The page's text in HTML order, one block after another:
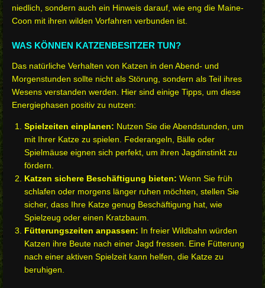
niedlich, sondern auch ein Hinweis darauf, wie eng die Maine-
Coon mit ihren wilden Vorfahren verbunden ist.
WAS KÖNNEN KATZENBESITZER TUN?
Das natürliche Verhalten von Katzen in den Abend- und
Morgenstunden sollte nicht als Störung, sondern als Teil ihres
Wesens verstanden werden. Hier sind einige Tipps, um diese
Energiephasen positiv zu nutzen:
Spielzeiten einplanen: Nutzen Sie die Abendstunden, um
mit Ihrer Katze zu spielen. Federangeln, Bälle oder
Spielmäuse eignen sich perfekt, um ihren Jagdinstinkt zu
fördern.
Katzen sichere Beschäftigung bieten: Wenn Sie früh
schlafen oder morgens länger ruhen möchten, stellen Sie
sicher, dass Ihre Katze genug Beschäftigung hat, wie
Spielzeug oder einen Kratzbaum.
Fütterungszeiten anpassen: In freier Wildbahn würden
Katzen ihre Beute nach einer Jagd fressen. Eine Fütterung
nach einer aktiven Spielzeit kann helfen, die Katze zu
beruhigen.